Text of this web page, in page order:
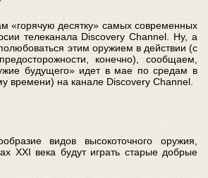
«горячую десятку» самых современных
телеканала Discovery Channel. Ну, а
этим оружием в действии (с
конечно), сообщаем,
будущего» идет в мае по средам в
времени) на канале Discovery Channel.
видов высокоточного оружия,
XXI века будут играть старые добрые